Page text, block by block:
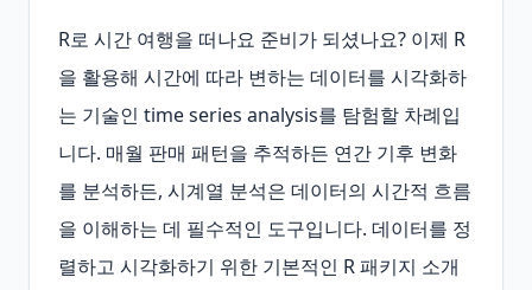
R로 시간 여행을 떠나요 준비가 되셨나요? 이제 R
을 활용해 시간에 따라 변하는 데이터를 시각화하
는 기술인 time series analysis를 탐험할 차례입
니다. 매월 판매 패턴을 추적하든 연간 기후 변화
를 분석하든, 시계열 분석은 데이터의 시간적 흐름
을 이해하는 데 필수적인 도구입니다. 데이터를 정
렬하고 시각화하기 위한 기본적인 R 패키지 소개